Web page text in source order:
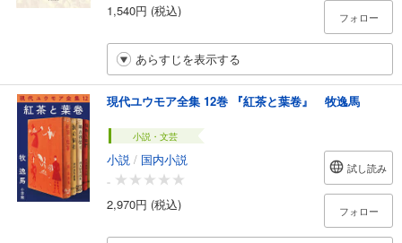
1,540円 (税込)
フォロー
あらすじを表示する
現代ユウモア全集 12巻 『紅茶と葉卷』 牧逸馬
小説・文芸
小説 / 国内小説
-
2,970円 (税込)
試し読み
フォロー